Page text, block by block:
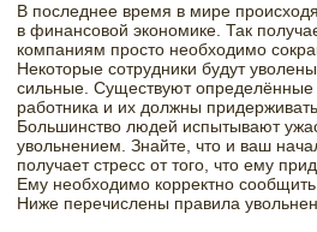
В последнее время в мире
в финансовой экономике. Так
компаниям просто необходимо
Некоторые сотрудники будут
сильные. Существуют определённые
работника и их должны
Большинство людей испытывают
увольнением. Знайте, что и ваш
получает стресс от того, что ему
Ему необходимо корректно сообщить
Ниже перечислены правила